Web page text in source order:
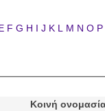
F G H I J K L M N O P
Κοινή